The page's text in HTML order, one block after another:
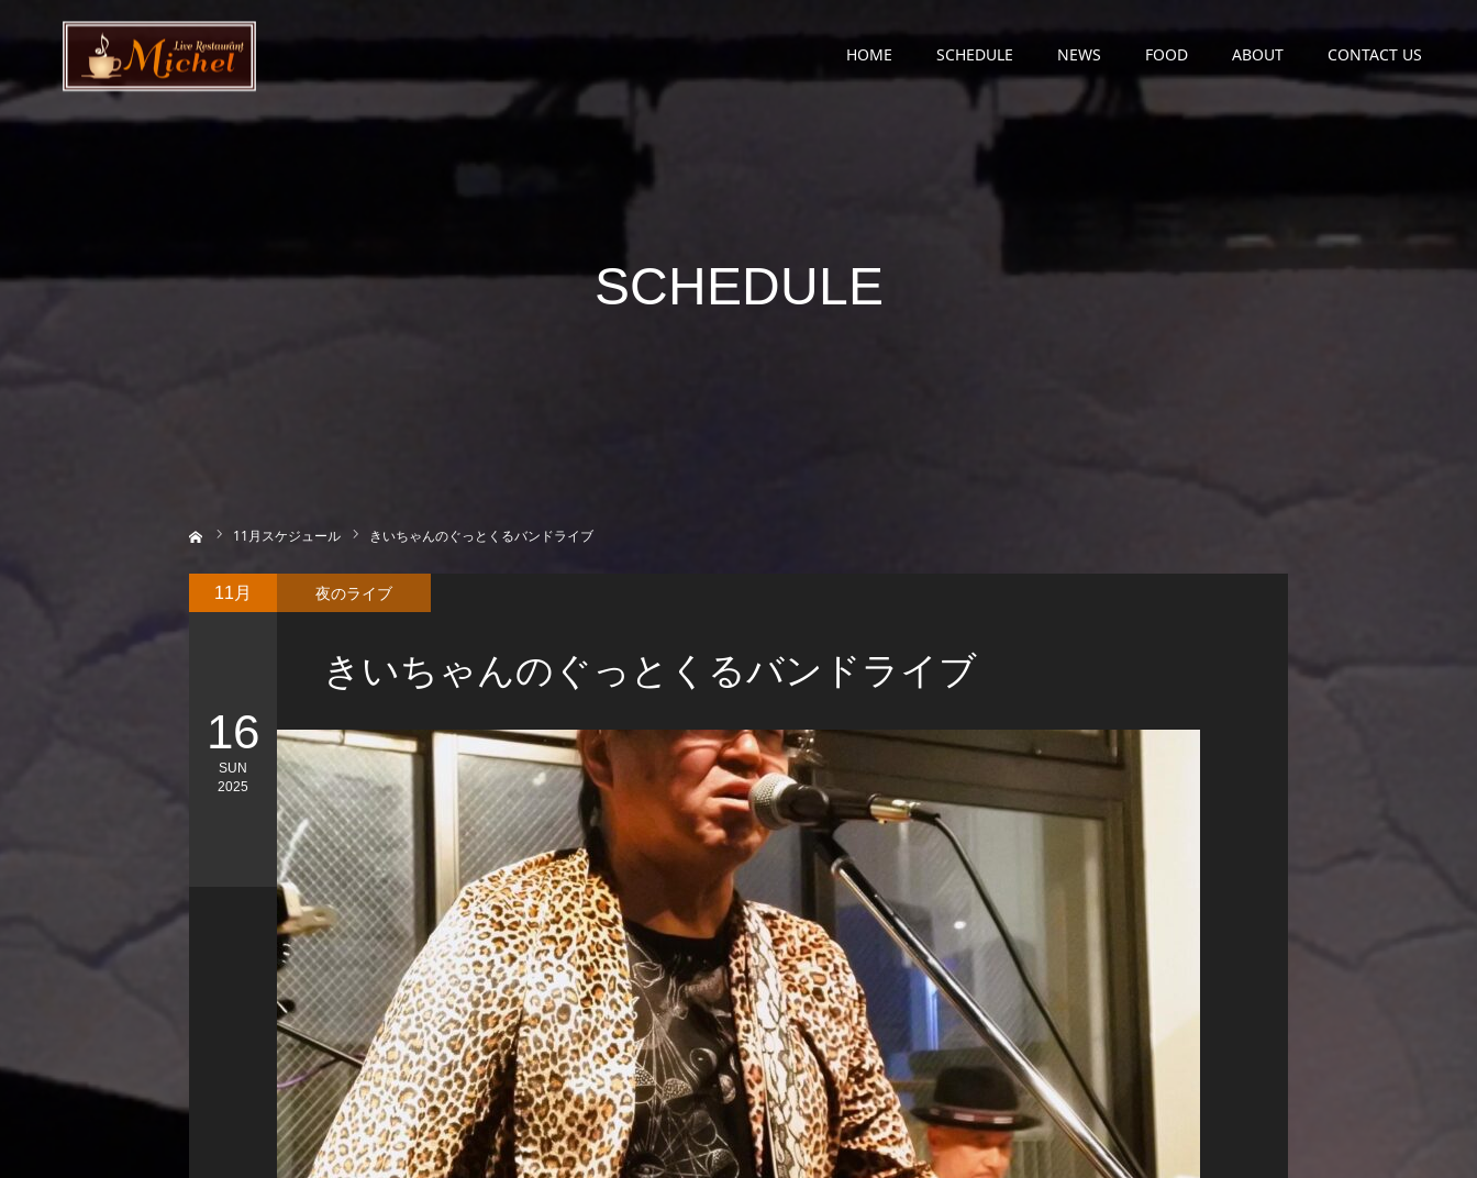
HOME SCHEDULE NEWS FOOD ABOUT CONTACT US
SCHEDULE
11 月スケジュール きいちゃんのぐっとくるバンドライブ
きいちゃんのぐっとくるバンドライブ
11月
16
SUN
2025
夜のライブ